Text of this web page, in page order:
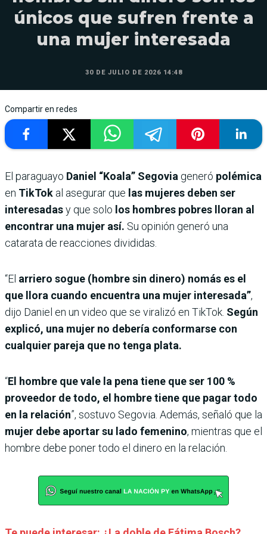
únicos que sufren frente a
una mujer interesada
30 DE JULIO DE 2026 14:48
Compartir en redes
El paraguayo Daniel “Koala” Segovia generó polémica
en TikTok al asegurar que las mujeres deben ser
interesadasy que solo los hombres pobres lloran al
encontrar una mujer así. Su opinión generó una
catarata de reacciones divididas.
“El arriero sogue (hombre sin dinero) nomás es el
que llora cuando encuentra una mujer interesada”,
dijo Daniel en un video que se viralizó en TikTok. Según
explicó, una mujer no debería conformarse con
cualquier pareja que no tenga plata.
“El hombre que vale la pena tiene que ser 100 %
proveedor de todo, el hombre tiene que pagar todo
en la relación”, sostuvo Segovia. Además, señaló que la
mujer debe aportar su lado femenino, mientras que el
hombre debe poner todo el dinero en la relación.